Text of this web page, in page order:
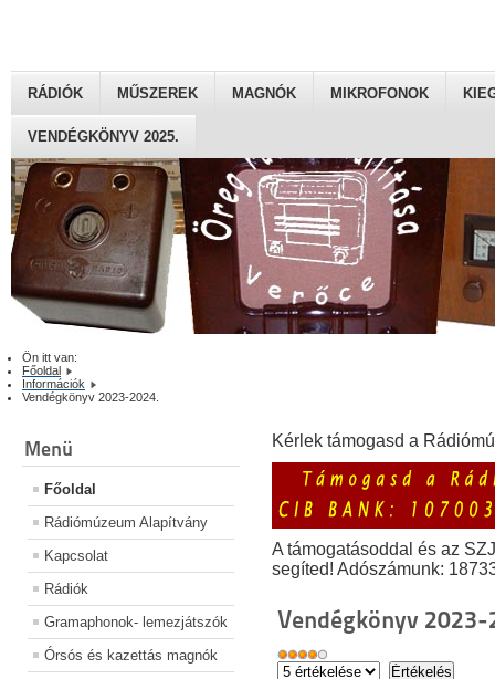
RÁDIÓK MŰSZEREK MAGNÓK MIKROFONOK
VENDÉGKÖNYV 2025.
Ön itt van:
Főoldal
Információk
Vendégkönyv 2023-2024.
Menü
Főoldal
Rádiómúzeum Alapítvány
Kapcsolat
Rádiók
Gramaphonok- lemezjátszók
Órsós és kazettás magnók
Kérlek támogasd a
A támogatásoddal és az
segíted! Adószámunk:
Vendégkönyv 2023-